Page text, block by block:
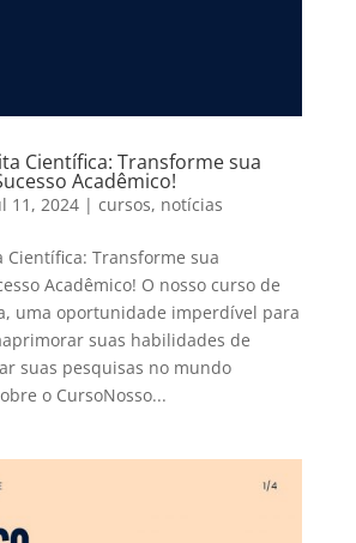
Científica: Transforme sua
Acadêmico!
11, 2024| cursos, notícias
Científica: Transforme sua
Acadêmico! O nosso curso de
uma oportunidade imperdível para
suas habilidades de
suas pesquisas no mundo
o CursoNosso...